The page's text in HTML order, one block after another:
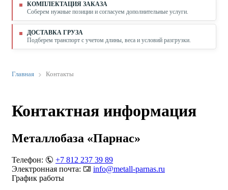
КОМПЛЕКТАЦИЯ ЗАКАЗА
Соберем нужные позиции и согласуем дополнительные услуги.
ДОСТАВКА ГРУЗА
Подберем транспорт с учетом длины, веса и условий разгрузки.
Главная Контакты
Контактная информация
Металлобаза «Парнас»
Телефон:
+7 812 237 39 89
Электронная почта:
info@metall-parnas.ru
График работы